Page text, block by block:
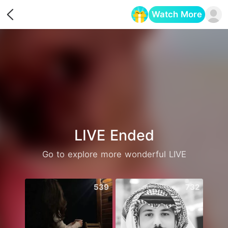
Watch More
LIVE Ended
Go to explore more wonderful LIVE
539 732